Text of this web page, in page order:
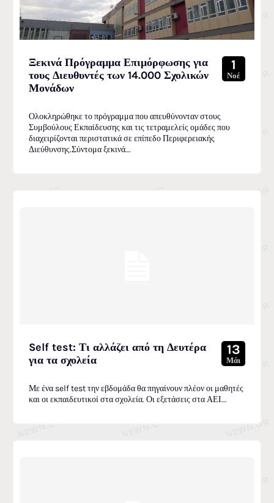
Ξεκινά Πρόγραμμα Επιμόρφωσης για
τους Διευθυντές των 14.000 Σχολικών
Μονάδων
1
Νοέ
Ολοκληρώθηκε το πρόγραμμα που απευθύνονταν στους
Συμβούλους Εκπαίδευσης και τις τετραμελείς ομάδες που
διαχειρίζονται περιστατικά σε επίπεδο Περιφερειακής
Διεύθυνσης.Σύντομα ξεκινά...
Self test: Τι αλλάζει από τη Δευτέρα
για τα σχολεία
13
Μάι
Με ένα self test την εβδομάδα θα πηγαίνουν πλέον οι μαθητές
και οι εκπαιδευτικοί στα σχολεία. Οι εξετάσεις στα ΑΕΙ...